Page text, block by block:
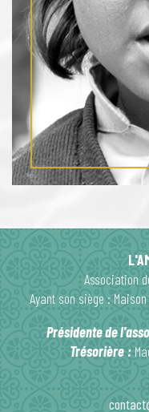
Association
Ayant son siège :
Présidente de
Trésorière :